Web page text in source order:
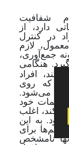
شفافیت
دارد، از
در کنترل
لازم
جمع‌آوری،
هنگامی
افراد
که روی
می‌شود.
خود
اغلب
به این
برای
نامشخص